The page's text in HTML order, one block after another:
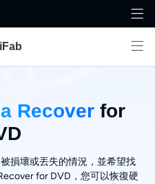
Recover for
損壞或丟失的情況，並希望找
for DVD，您可以恢復硬